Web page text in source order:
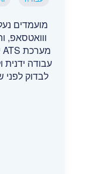
מועמדים
ווואטסאפ,
עבודה
לבדוק לפני